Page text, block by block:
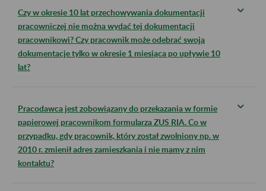
Czy w okresie 10 lat przechowywania dokumentacji
pracowniczej nie można wydać tej dokumentacji
pracownikowi? Czy pracownik może odebrać swoją
dokumentacje tylko w okresie 1 miesiąca po upływie 10
lat?
Pracodawca jest zobowiązany do przekazania w formie
papierowej pracownikom formularza ZUS RIA. Co w
przypadku, gdy pracownik, który został zwolniony np. w
2010 r. zmienił adres zamieszkania i nie mamy z nim
kontaktu?